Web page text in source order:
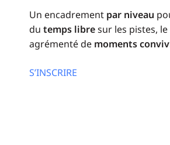
Un encadrement par niveau
du temps libresur les pistes,
agrémenté de moments
S’INSCRIRE